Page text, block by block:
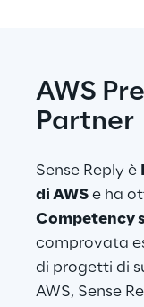
AWS
Partner
Sense Reply è
di AWS e ha
Competency
comprovata
di progetti di
AWS, Sense